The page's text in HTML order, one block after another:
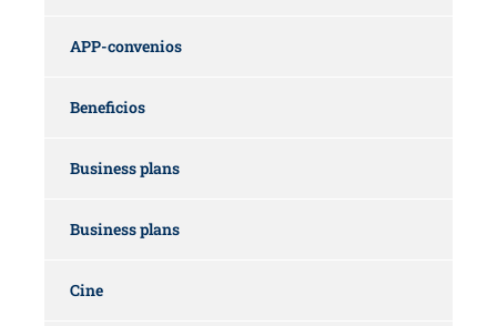
APP-convenios
Beneficios
Business plans
Business plans
Cine